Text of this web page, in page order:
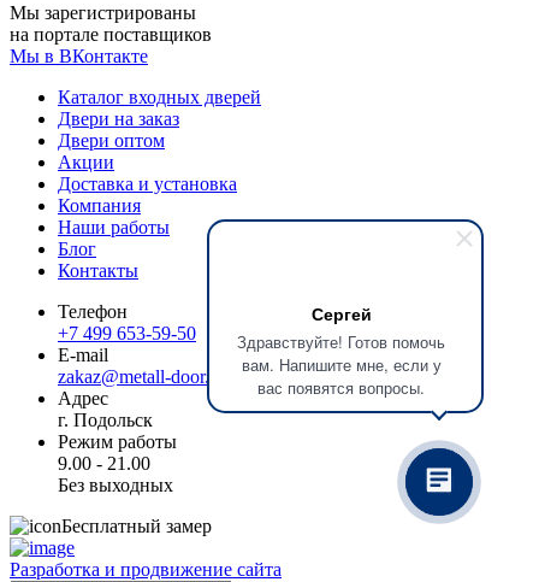
Сергей
Здравствуйте! Готов помочь
вам. Напишите мне, если у
вас появятся вопросы.
Мы зарегистрированы
на портале поставщиков
Мы в ВКонтакте
Каталог входных дверей
Двери на заказ
Двери оптом
Акции
Доставка и установка
Компания
Наши работы
Блог
Контакты
Телефон
+7 499 653-59-50
E-mail
zakaz@metall-door.ru
Адрес
г. Подольск
Режим работы
9.00 - 21.00
Без выходных
Бесплатный замер
Разработка и продвижение сайта